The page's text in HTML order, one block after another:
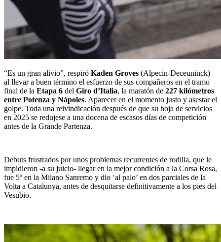
“Es un gran alivio”, respiró Kaden Groves (Alpecin-Deceuninck)
al llevar a buen término el esfuerzo de sus compañeros en el tramo
final de la Etapa 6 del Giro d’Italia, la maratón de 227 kilómetros
entre Potenza y Nápoles. Aparecer en el momento justo y asestar el
golpe. Toda una reivindicación después de que su hoja de servicios
en 2025 se redujese a una docena de escasos días de competición
antes de la Grande Partenza.
Debuts frustrados por unos problemas recurrentes de rodilla, que le
impidieron -a su juicio- llegar en la mejor condición a la Corsa Rosa,
fue 5º en la Milano Sanremo y dio ‘al palo’ en dos parciales de la
Volta a Catalunya, antes de desquitarse definitivamente a los pies del
Vesubio.